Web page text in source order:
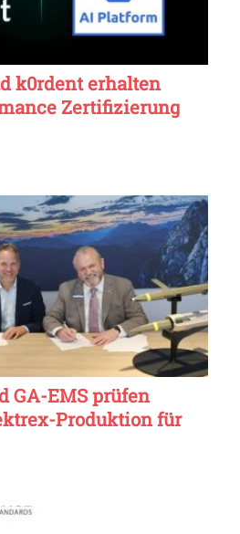
k0rdent erhalten
Zertifizierung
GA-EMS prüfen
Produktion für